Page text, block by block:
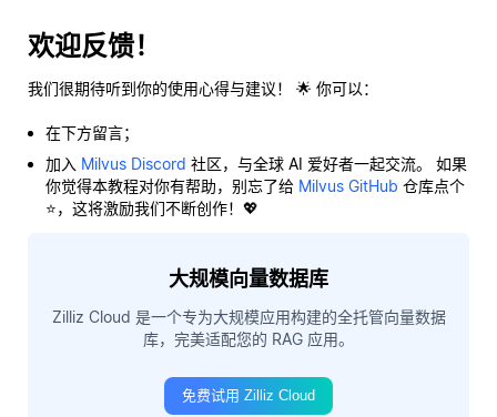
欢迎反馈！
我们很期待听到你的使用心得与建议！ 🌟 你可以：
在下方留言；
加入 Milvus Discord 社区，与全球 AI 爱好者一起交流。 如果
你觉得本教程对你有帮助，别忘了给 Milvus GitHub 仓库点个
⭐，这将激励我们不断创作！💖
大规模向量数据库
Zilliz Cloud 是一个专为大规模应用构建的全托管向量数据
库，完美适配您的 RAG 应用。
免费试用 Zilliz Cloud